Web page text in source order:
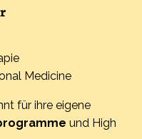
Medicine
für ihre eigene
und High